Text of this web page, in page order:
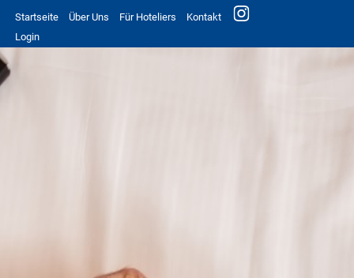
Startseite Über Uns Für Hoteliers
Kontakt
Login